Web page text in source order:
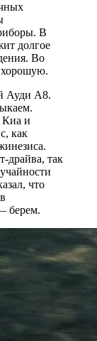
В
долгое
Во
хорошую.
Ауди А8.
и
как
драйва, так
что
берем.